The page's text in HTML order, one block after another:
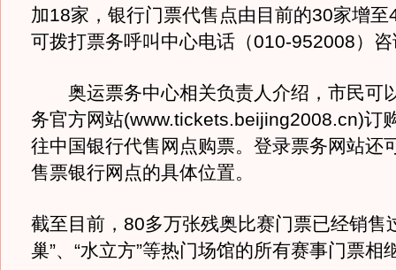
加18家，银行门票代售点由目前的30家增至
可拨打票务呼叫中心电话（010-952008）
奥运票务中心相关负责人介绍，市民可
务官方网站(www.tickets.beijing2008.cn)订
往中国银行代售网点购票。登录票务网站还
售票银行网点的具体位置。
截至目前，80多万张残奥比赛门票已经销售
巢”、“水立方”等热门场馆的所有赛事门票相